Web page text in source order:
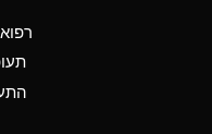
Hydroxide
Nitrate